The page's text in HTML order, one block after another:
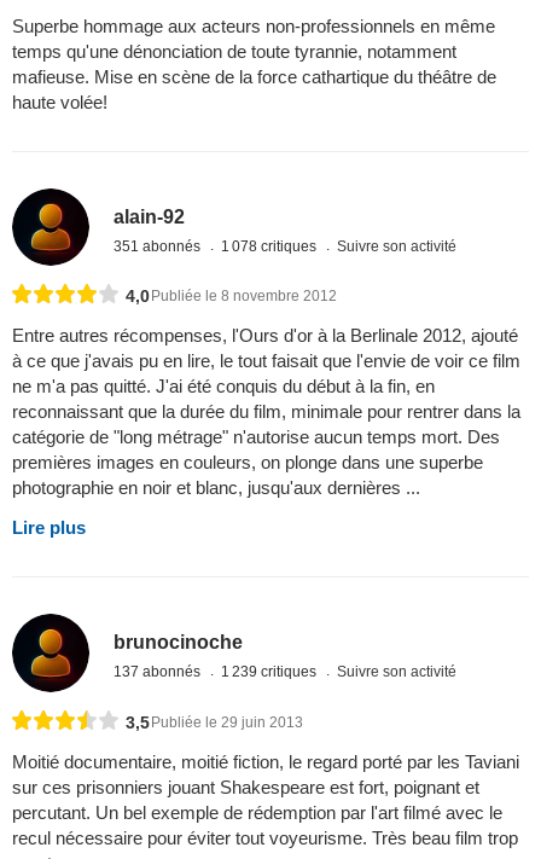
Superbe hommage aux acteurs non-professionnels en même
temps qu'une dénonciation de toute tyrannie, notamment
mafieuse. Mise en scène de la force cathartique du théâtre de
haute volée!
alain-92
351 abonnés 1 078 critiques Suivre son activité
4,0 Publiée le 8 novembre 2012
Entre autres récompenses, l'Ours d'or à la Berlinale 2012, ajouté
à ce que j'avais pu en lire, le tout faisait que l'envie de voir ce film
ne m'a pas quitté. J'ai été conquis du début à la fin, en
reconnaissant que la durée du film, minimale pour rentrer dans la
catégorie de "long métrage" n'autorise aucun temps mort. Des
premières images en couleurs, on plonge dans une superbe
photographie en noir et blanc, jusqu'aux dernières ...
Lire plus
brunocinoche
137 abonnés 1 239 critiques Suivre son activité
3,5Publiée le 29 juin 2013
Moitié documentaire, moitié fiction, le regard porté par les Taviani
sur ces prisonniers jouant Shakespeare est fort, poignant et
percutant. Un bel exemple de rédemption par l'art filmé avec le
recul nécessaire pour éviter tout voyeurisme. Très beau film trop